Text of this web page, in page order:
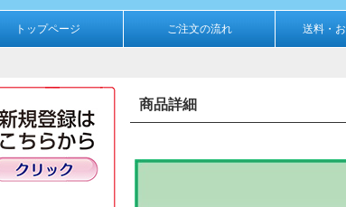
トップページ ご注文の流れ 送料・
商品詳細